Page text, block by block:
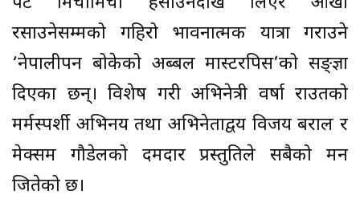
रसाउनेसम्मको गहिरो भावनात्मक यात्रा गराउने
‘नेपालीपन बोकेको अब्बल मास्टरपिस’को सङ्ज्ञा
दिएका छन्। विशेष गरी अभिनेत्री वर्षा राउतको
मर्मस्पर्शी अभिनय तथा अभिनेताद्वय विजय बराल र
मेक्सम गौडेलको दमदार प्रस्तुतिले सबैको मन
जितेको छ।